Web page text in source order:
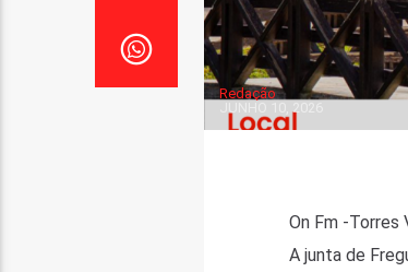
Redação
On Fm -Torres
A junta de